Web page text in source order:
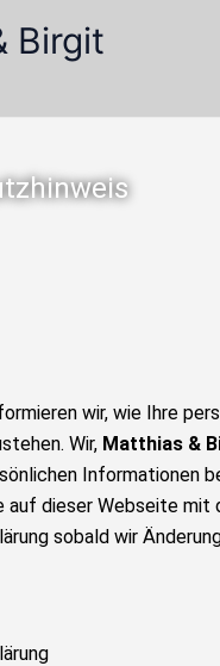
Birgit
wir, wie Ihre
Wir, Matthias &
Informationen
auf dieser Webseite mit
sobald wir